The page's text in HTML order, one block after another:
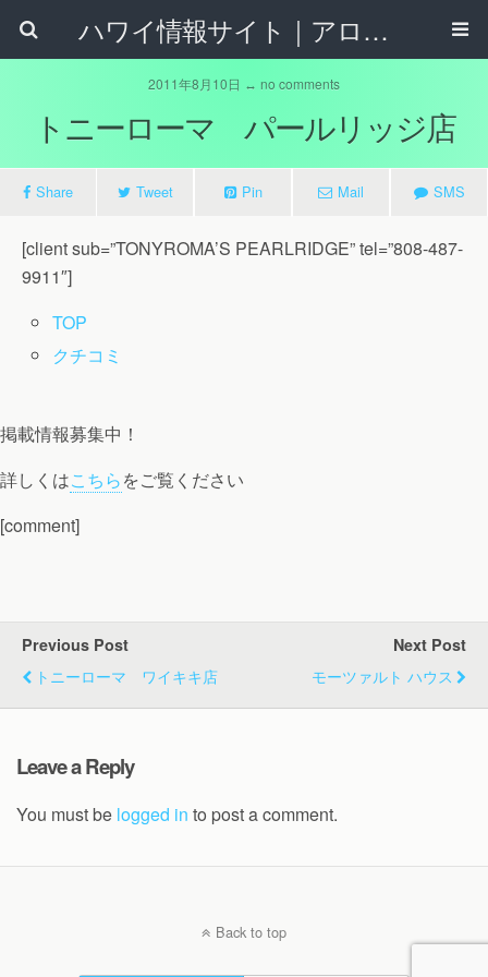
ハワイ情報サイト｜アロハタウンネット
2011年8月10日 ↔ no comments
トニーローマ パールリッジ店
Share Tweet Pin Mail SMS
[client sub=”TONYROMA’S PEARLRIDGE” tel=”808-487-
9911″]
TOP
クチコミ
掲載情報募集中！
詳しくはこちらをご覧ください
[comment]
Previous Post
トニーローマ ワイキキ店
Next Post
モーツァルト ハウス
Leave a Reply
You must be logged in to post a comment.
Back to top